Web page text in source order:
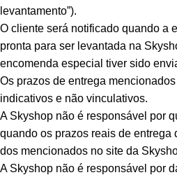
levantamento”).
O cliente será notificado quando a
pronta para ser levantada na
encomenda especial tiver sido
Os prazos de entrega
indicativos e não vinculativos.
A Skyshop não é responsável por
quando os prazos reais de entrega
dos mencionados no site da
A Skyshop não é responsável por